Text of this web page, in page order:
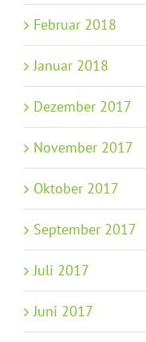
Februar 2018
Januar 2018
Dezember 2017
November 2017
Oktober 2017
September 2017
Juli 2017
Juni 2017